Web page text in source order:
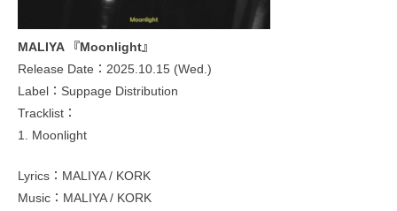
MALIYA 『Moonlight』
Release Date：2025.10.15 (Wed.)
Label：Suppage Distribution
Tracklist：
1. Moonlight
Lyrics：MALIYA / KORK
Music：MALIYA / KORK